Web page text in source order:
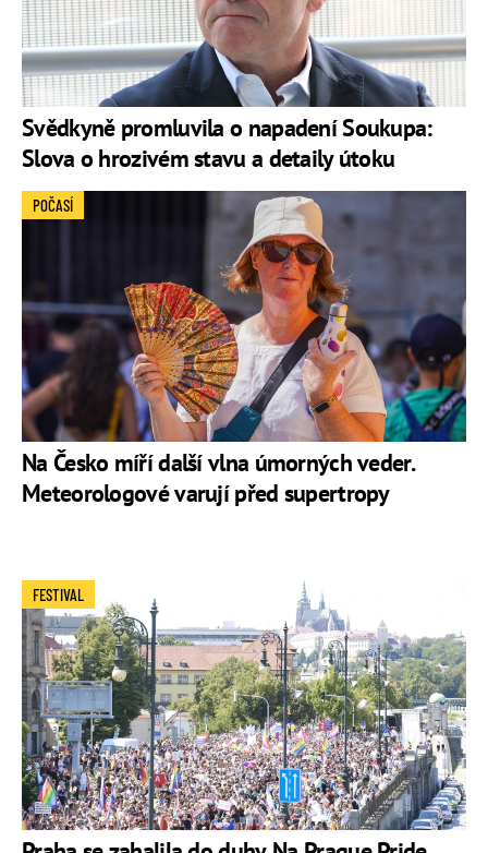
Svědkyně promluvila o napadení Soukupa:
Slova o hrozivém stavu a detaily útoku
Na Česko míří další vlna úmorných veder.
Meteorologové varují před supertropy
POČASÍ
FESTIVAL